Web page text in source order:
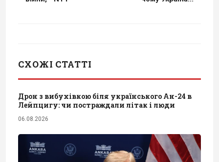
СХОЖІ СТАТТІ
Дрон з вибухівкою біля українського Ан-24 в
Лейпцигу: чи постраждали літак і люди
06.08.2026